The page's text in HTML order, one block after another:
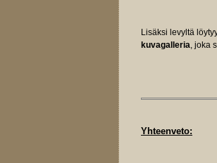
Lisäksi levyltä
kuvagalleria, joka
Yhteenveto: